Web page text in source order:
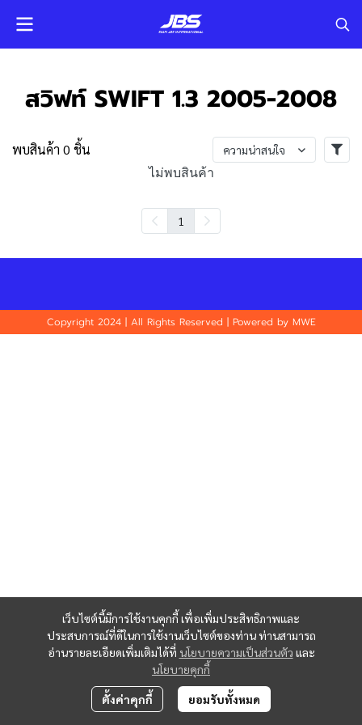
สวิฟท์ SWIFT 1.3 2005-2008
พบสินค้า 0 ชิ้น ความน่าสนใจ
ไม่พบสินค้า
1
เว็บไซต์นี้มีการใช้งานคุกกี้ เพื่อเพิ่มประสิทธิภาพและ
ประสบการณ์ที่ดีในการใช้งานเว็บไซต์ของท่าน ท่านสามารถ
อ่านรายละเอียดเพิ่มเติมได้ที่ นโยบายความเป็นส่วนตัว และ
นโยบายคุกกี้
ตั้งค่าคุกกี้ ยอมรับทั้งหมด
Copyright 2024 | All Rights Reserved | Powered by MWE